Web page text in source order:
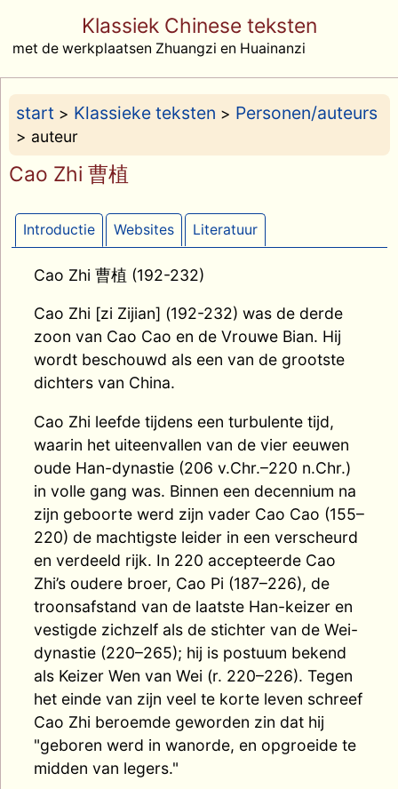
Klassiek Chinese teksten
met de werkplaatsen Zhuangzi en Huainanzi
start > Klassieke teksten > Personen/auteurs
> auteur
Cao Zhi 曹植
Introductie Websites Literatuur
Cao Zhi 曹植 (192-232)
Cao Zhi [zi Zijian] (192-232) was de derde
zoon van Cao Cao en de Vrouwe Bian. Hij
wordt beschouwd als een van de grootste
dichters van China.
Cao Zhi leefde tijdens een turbulente tijd,
waarin het uiteenvallen van de vier eeuwen
oude Han-dynastie (206 v.Chr.–220 n.Chr.)
in volle gang was. Binnen een decennium na
zijn geboorte werd zijn vader Cao Cao (155–
220) de machtigste leider in een verscheurd
en verdeeld rijk. In 220 accepteerde Cao
Zhi’s oudere broer, Cao Pi (187–226), de
troonsafstand van de laatste Han-keizer en
vestigde zichzelf als de stichter van de Wei-
dynastie (220–265); hij is postuum bekend
als Keizer Wen van Wei (r. 220–226). Tegen
het einde van zijn veel te korte leven schreef
Cao Zhi beroemde geworden zin dat hij
"geboren werd in wanorde, en opgroeide te
midden van legers."